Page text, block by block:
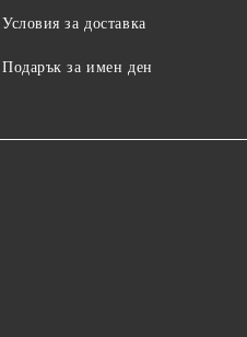
Условия за доставка
Подарък за имен ден